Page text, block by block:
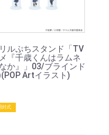
ルぷちスタンド「TV
『千歳くんはラムネ
か』」03/ブラインド
Artイラスト)
封式